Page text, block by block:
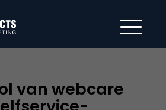
van webcare